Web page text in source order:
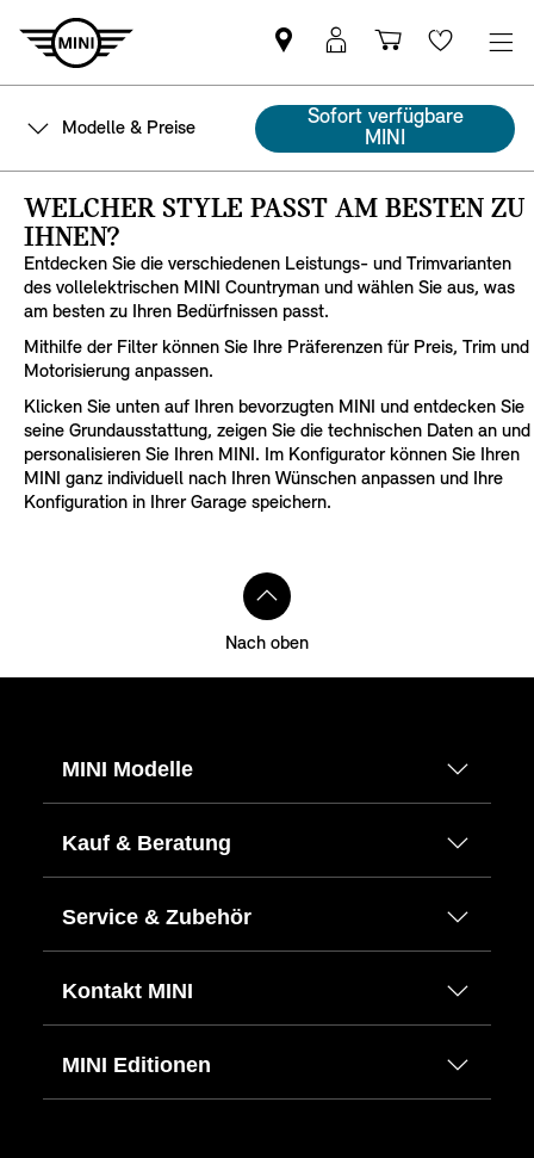
MINI
Partner
finden
MyMini
login
Wishlist
Modelle & Preise
Sofort verfügbare
MINI
WELCHER STYLE PASST AM BESTEN ZU
IHNEN?
Entdecken Sie die verschiedenen Leistungs- und Trimvarianten
des vollelektrischen MINI Countryman und wählen Sie aus, was
am besten zu Ihren Bedürfnissen passt.
Mithilfe der Filter können Sie Ihre Präferenzen für Preis, Trim und
Motorisierung anpassen.
Klicken Sie unten auf Ihren bevorzugten MINI und entdecken Sie
seine Grundausstattung, zeigen Sie die technischen Daten an und
personalisieren Sie Ihren MINI. Im Konfigurator können Sie Ihren
MINI ganz individuell nach Ihren Wünschen anpassen und Ihre
Konfiguration in Ihrer Garage speichern.
Nach oben
MINI Modelle
Kauf & Beratung
Service & Zubehör
Kontakt MINI
MINI Editionen